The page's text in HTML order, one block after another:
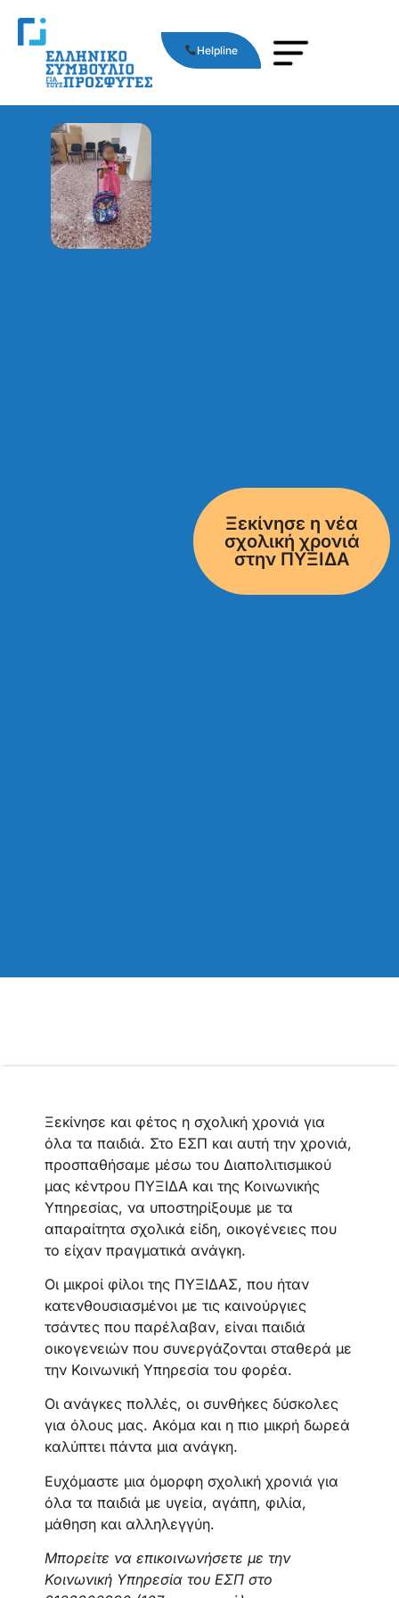
Helpline
Ξεκίνησε η νέα
σχολική χρονιά
στην ΠΥΞΙΔΑ
Ξεκίνησε και φέτος η σχολική χρονιά για
όλα τα παιδιά. Στο ΕΣΠ και αυτή την χρονιά,
προσπαθήσαμε μέσω του Διαπολιτισμικού
μας κέντρου ΠΥΞΙΔΑ και της Κοινωνικής
Υπηρεσίας, να υποστηρίξουμε με τα
απαραίτητα σχολικά είδη, οικογένειες που
το είχαν πραγματικά ανάγκη.
Οι μικροί φίλοι της ΠΥΞΙΔΑΣ, που ήταν
κατενθουσιασμένοι με τις καινούργιες
τσάντες που παρέλαβαν, είναι παιδιά
οικογενειών που συνεργάζονται σταθερά με
την Κοινωνική Υπηρεσία του φορέα.
Οι ανάγκες πολλές, οι συνθήκες δύσκολες
για όλους μας. Ακόμα και η πιο μικρή δωρεά
καλύπτει πάντα μια ανάγκη.
Ευχόμαστε μια όμορφη σχολική χρονιά για
όλα τα παιδιά με υγεία, αγάπη, φιλία,
μάθηση και αλληλεγγύη.
Μπορείτε να επικοινωνήσετε με την
Κοινωνική Υπηρεσία του ΕΣΠ στο